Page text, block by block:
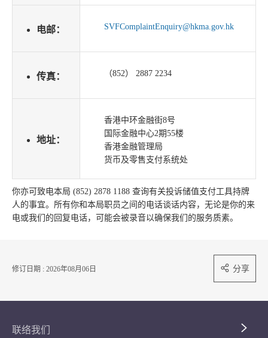
电邮： SVFComplaintEnquiry@hkma.gov.hk
传真： （852） 2887 2234
地址：
香港中环金融街8号
国际金融中心2期55楼
香港金融管理局
货币及零售支付系统处
你亦可致电本局 (852) 2878 1188 查询有关投诉储值支付工具持牌
人的事宜。所有你和本局职员之间的电话谈话内容，无论是你的来
电或我们的回复电话，可能会被录音以确保我们的服务质素。
修订日期 : 2026年08月06日 分享
联络我们